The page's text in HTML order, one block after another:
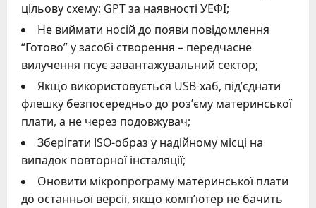
цільову схему: GPT за наявності УЕФІ;
Не виймати носій до появи повідомлення
“Готово” у засобі створення – передчасне
вилучення псує завантажувальний сектор;
Якщо використовується USB-хаб, під’єднати
флешку безпосередньо до роз’єму материнської
плати, а не через подовжувач;
Зберігати ISO-образ у надійному місці на
випадок повторної інсталяції;
Оновити мікропрограму материнської плати
до останньої версії, якщо комп’ютер не бачить